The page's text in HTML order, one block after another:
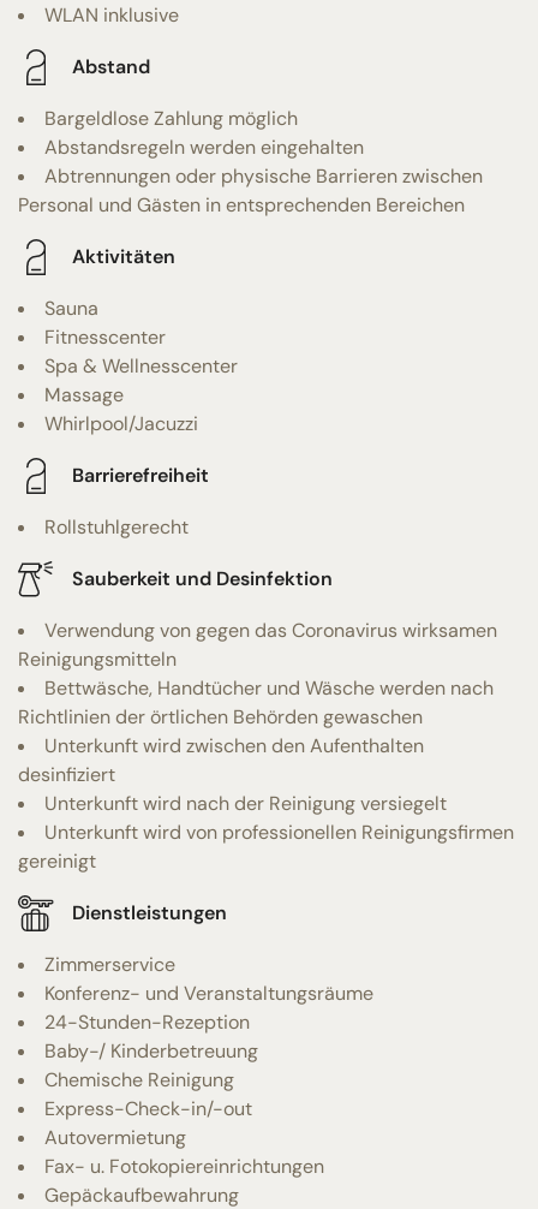
WLAN inklusive
Abstand
Bargeldlose Zahlung möglich
Abstandsregeln werden eingehalten
Abtrennungen oder physische Barrieren zwischen
Personal und Gästen in entsprechenden Bereichen
Aktivitäten
Sauna
Fitnesscenter
Spa & Wellnesscenter
Massage
Whirlpool/Jacuzzi
Barrierefreiheit
Rollstuhlgerecht
Sauberkeit und Desinfektion
Verwendung von gegen das Coronavirus wirksamen
Reinigungsmitteln
Bettwäsche, Handtücher und Wäsche werden nach
Richtlinien der örtlichen Behörden gewaschen
Unterkunft wird zwischen den Aufenthalten
desinfiziert
Unterkunft wird nach der Reinigung versiegelt
Unterkunft wird von professionellen Reinigungsfirmen
gereinigt
Dienstleistungen
Zimmerservice
Konferenz- und Veranstaltungsräume
24-Stunden-Rezeption
Baby-/ Kinderbetreuung
Chemische Reinigung
Express-Check-in/-out
Autovermietung
Fax- u. Fotokopiereinrichtungen
Gepäckaufbewahrung